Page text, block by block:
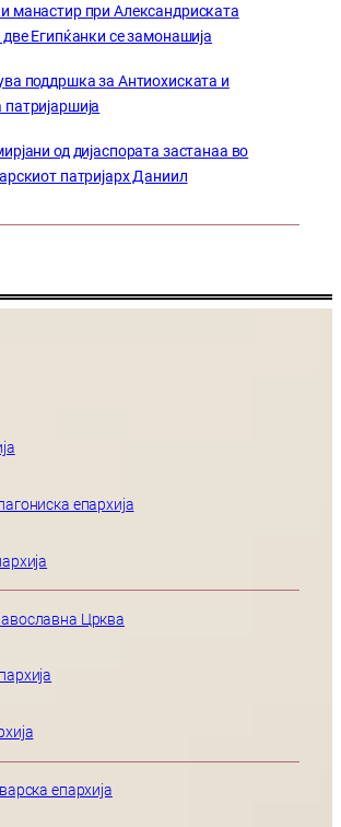
манастир при Александриската
две Египќанки се замонашија
поддршка за Антиохиската и
од дијаспората застанаа во
патријарх Даниил
епархија
Црква
епархија